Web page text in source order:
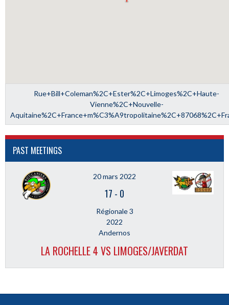
Rue+Bill+Coleman%2C+Ester%2C+Limoges%2C+Haute-
Vienne%2C+Nouvelle-
PAST MEETINGS
20 mars 2022
17 - 0
Régionale 3
2022
Andernos
LA ROCHELLE 4 VS LIMOGES/JAVERDAT